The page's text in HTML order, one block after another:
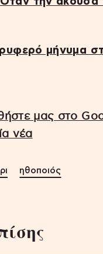
μήνυμα
μας στο
νέα
ηθοποιός